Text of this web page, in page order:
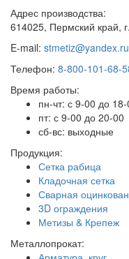
Адрес производства:
614025, Пермский край,
E-mail: stmetiz@yandex.ru
Телефон: 8-800-101-68-
Время работы:
пн-чт: с 9-00 до 18-
пт: с 9-00 до 20-00
сб-вс: выходные
Продукция:
Сетка рабица
Кладочная сетка
Сварная
3D ограждения
Метизы & Крепеж
Металлопрокат: